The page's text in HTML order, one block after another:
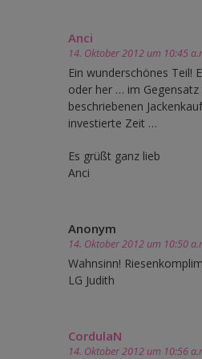
Anci
14. Oktober 2012 um 10:45
Ein wunderschönes Teil!
oder her … im
beschriebenen
investierte Zeit …
Es grüßt ganz lieb
Anci
Anonym
14. Oktober 2012 um 10:50
Wahnsinn!
LG Judith
CordulaN
14. Oktober 2012 um 10:56